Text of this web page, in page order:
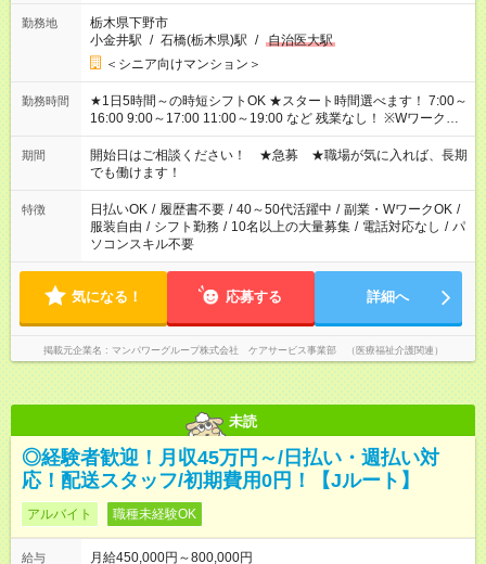
勤務地
栃木県下野市
小金井駅 / 石橋(栃木県)駅 / 自治医大駅
＜シニア向けマンション＞
勤務時間
★1日5時間～の時短シフトOK ★スタート時間選べます！ 7:00～
16:00 9:00～17:00 11:00～19:00 など 残業なし！ ※Wワークの
場合、他のお仕事と合わせ週40時間超の就業はご案内できませ
ん ※法令に基づき、週20時間以上勤務は社会保険への加入対象
となります ※労働者派遣法（日雇い派遣の原則禁止）により、
短時間・短期間の就業はご案内が難しい場合があります
期間
開始日はご相談ください！ ★急募 ★職場が気に入れば、長期
でも働けます！
特徴 日払いOK / 履歴書不要 / 40～50代活躍中 / 副業・WワークOK /
服装自由 / シフト勤務 / 10名以上の大量募集 / 電話対応なし / パ
ソコンスキル不要
気になる！ 応募する 詳細へ
掲載元企業名 マンパワーグループ株式会社 ケアサービス事業部 （医療福祉介護関連）
未読
◎経験者歓迎！月収45万円～/日払い・週払い対
応！配送スタッフ/初期費用0円！【Jルート】
アルバイト 職種未経験OK
給与 月給450,000円～800,000円